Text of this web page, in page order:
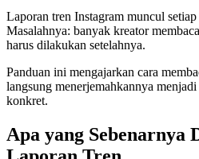
Laporan tren Instagram muncul
Masalahnya: banyak kreator
harus dilakukan setelahnya.
Panduan ini mengajarkan cara
langsung menerjemahkannya
konkret.
Apa yang Sebenarnya